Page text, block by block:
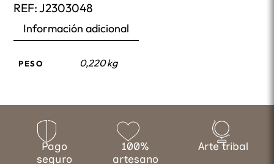
REF:J2303048
Información adicional
PESO 0,220 kg
Pago
seguro
100%
artesano
Arte tribal